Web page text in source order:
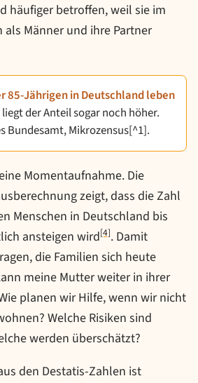
häufiger betroffen, weil sie im
Männer und ihre Partner
85-Jährigen in Deutschland leben
der Anteil sogar noch höher.
Bundesamt, Mikrozensus[^1].
Momentaufnahme. Die
zeigt, dass die Zahl
Menschen in Deutschland bis
ansteigen wird[4]. Damit
die Familien sich heute
meine Mutter weiter in ihrer
planen wir Hilfe, wenn wir nicht
Welche Risiken sind
werden überschätzt?
den Destatis-Zahlen ist